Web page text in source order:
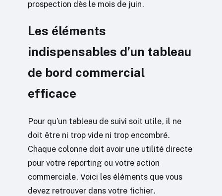
prospection dès le mois de juin.
Les éléments
indispensables d’un tableau
de bord commercial
efficace
Pour qu’un tableau de suivi soit utile, il ne
doit être ni trop vide ni trop encombré.
Chaque colonne doit avoir une utilité directe
pour votre reporting ou votre action
commerciale. Voici les éléments que vous
devez retrouver dans votre fichier.